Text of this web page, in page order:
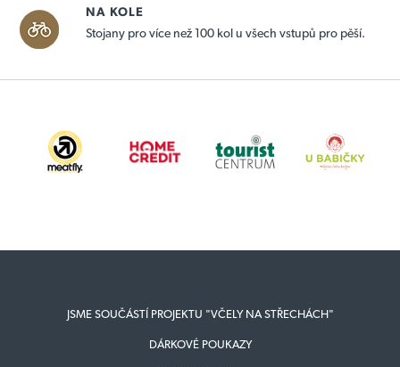
NA KOLE
Stojany pro více než 100 kol u všech vstupů pro pěší.
JSME SOUČÁSTÍ PROJEKTU "VČELY NA STŘECHÁCH"
DÁRKOVÉ POUKAZY